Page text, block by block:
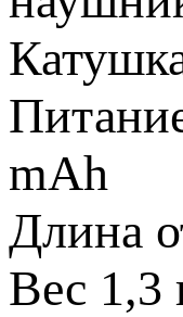
mAh
Длина
Вес 1,3